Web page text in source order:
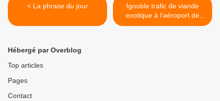
< La phrase du jour
Ignoble trafic de viande
exotique à l’aéroport de
Roissy >
Hébergé par Overblog
Top articles
Pages
Contact